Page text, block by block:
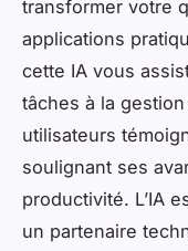
transformer votre
applications
cette IA vous
tâches à la
utilisateurs
soulignant ses
productivité. L’IA
un partenaire